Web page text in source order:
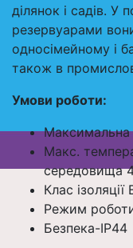
ділянок і садів. У
резервуарами
односімейному і
також в
Умови роботи:
Максимальна
Макс.
середовища
Клас ізоляції
Режим
Безпека-IP44